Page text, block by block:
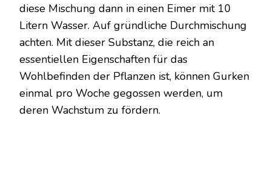
diese Mischung dann in einen Eimer mit 10
Litern Wasser. Auf gründliche Durchmischung
achten. Mit dieser Substanz, die reich an
essentiellen Eigenschaften für das
Wohlbefinden der Pflanzen ist, können Gurken
einmal pro Woche gegossen werden, um
deren Wachstum zu fördern.